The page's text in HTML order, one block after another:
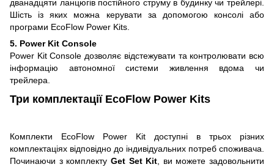
дванадцяти ланцюгів постійного струму в будинку чи трейлері.
Шість із яких можна керувати за допомогою консолі або
програми EcoFlow Power Kits.
5. Power Kit Console
Power Kit Console дозволяє відстежувати та контролювати всю
інформацію автономної системи живлення вдома чи
трейлера.
Три комплектації EcoFlow Power Kits
Комплекти EcoFlow Power Kit доступні в трьох різних
комплектаціях відповідно до індивідуальних потреб споживача.
Починаючи з комплекту Get Set Kit, ви можете задовольнити